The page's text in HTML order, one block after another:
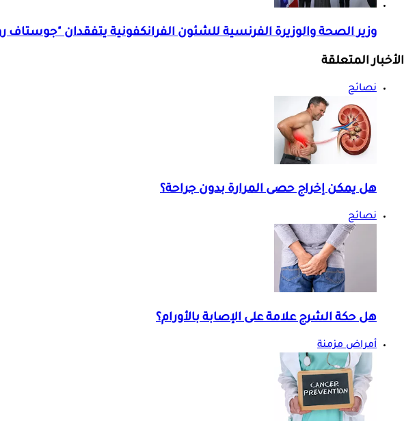
وزير الصحة والوزيرة الفرنسية للشئون الفرانكفونية يتفقدان
الأخبار المتعلقة
نصائح
هل يمكن إخراج حصى المرارة بدون جراحة؟
نصائح
هل حكة الشرج علامة على الإصابة بالأورام؟
أمراض مزمنة